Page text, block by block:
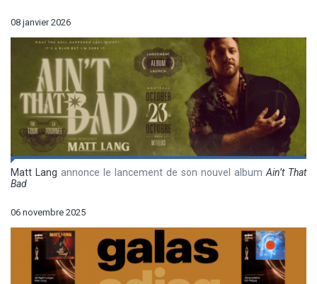
08 janvier 2026
Matt Lang annonce le lancement de son nouvel album Ain’t That
Bad
06 novembre 2025